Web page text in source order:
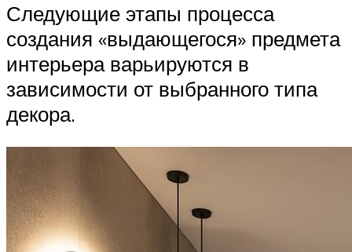
Следующие этапы процесса
создания «выдающегося» предмета
интерьера варьируются в
зависимости от выбранного типа
декора.